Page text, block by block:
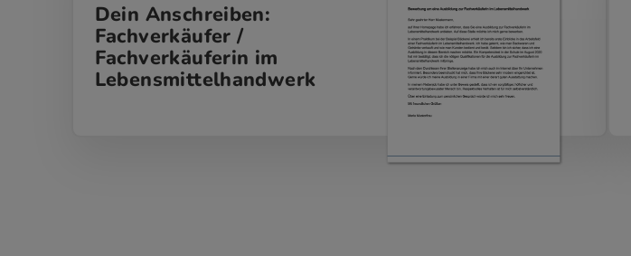
Dein Anschreiben:
Fachverkäufer /
Fachverkäuferin im
Lebensmittelhandwerk